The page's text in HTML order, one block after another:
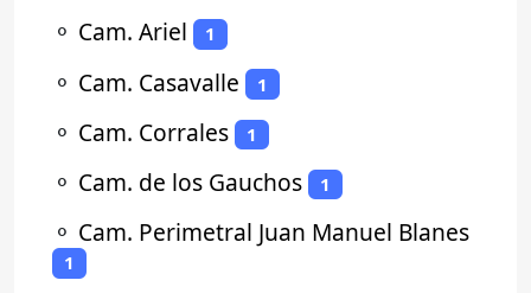
⚬ Cam. Ariel 1
⚬ Cam. Casavalle 1
⚬ Cam. Corrales 1
⚬ Cam. de los Gauchos 1
⚬ Cam. Perimetral Juan Manuel Blanes
1